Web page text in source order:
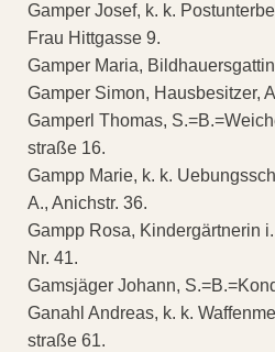
Gamper Josef, k. k.
Frau Hittgasse 9.
Gamper Maria,
Gamper Simon, Hausbesitzer,
Gamperl Thomas,
straße 16.
Gampp Marie, k. k.
A., Anichstr. 36.
Gampp Rosa, Kindergärtnerin
Nr. 41.
Gamsjäger Johann,
Ganahl Andreas, k. k.
straße 61.